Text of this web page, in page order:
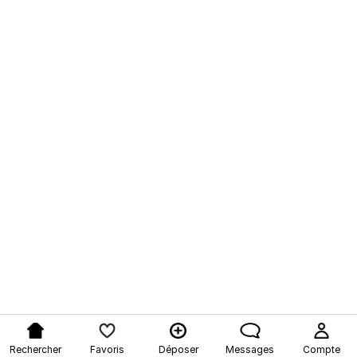
Rechercher Favoris Déposer Messages Compte